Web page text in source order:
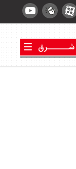
شــــــرق